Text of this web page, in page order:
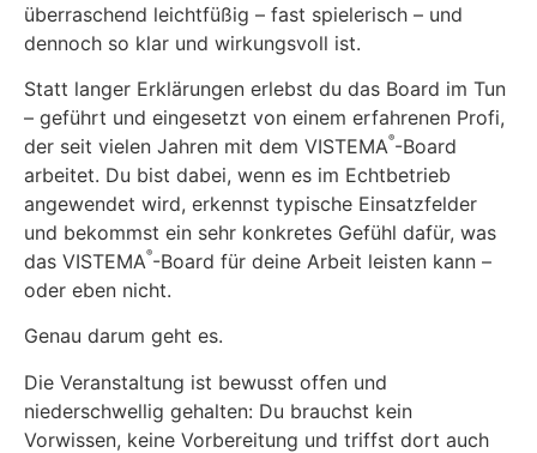
überraschend leichtfüßig – fast spielerisch – und
dennoch so klar und wirkungsvoll ist.
Statt langer Erklärungen erlebst du das Board im Tun
– geführt und eingesetzt von einem erfahrenen Profi,
der seit vielen Jahren mit dem VISTEMA®-Board
arbeitet. Du bist dabei, wenn es im Echtbetrieb
angewendet wird, erkennst typische Einsatzfelder
und bekommst ein sehr konkretes Gefühl dafür, was
das VISTEMA®-Board für deine Arbeit leisten kann –
oder eben nicht.
Genau darum geht es.
Die Veranstaltung ist bewusst offen und
niederschwellig gehalten: Du brauchst kein
Vorwissen, keine Vorbereitung und triffst dort auch